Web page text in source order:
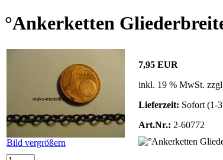
°Ankerketten
Bild vergrößern
7,95 EUR
inkl. 19 % MwSt.
Lieferzeit: Sofort (1-
Art.Nr.: 2-60772